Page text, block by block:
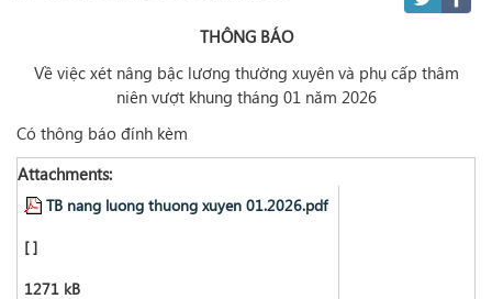
THÔNG BÁO
Về việc xét nâng bậc lương thường xuyên và phụ cấp thâm
niên vượt khung tháng 01 năm 2026
Có thông báo đính kèm
Attachments:
TB nang luong thuong xuyen 01.2026.pdf
[ ]
1271 kB